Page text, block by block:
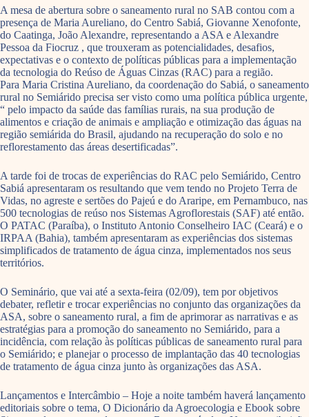
A mesa de abertura sobre o saneamento rural no SAB contou com a
presença de Maria Aureliano, do Centro Sabiá, Giovanne Xenofonte,
do Caatinga, João Alexandre, representando a ASA e Alexandre
Pessoa da Fiocruz , que trouxeram as potencialidades, desafios,
expectativas e o contexto de políticas públicas para a implementação
da tecnologia do Reúso de Águas Cinzas (RAC) para a região.
Para Maria Cristina Aureliano, da coordenação do Sabiá, o saneamento
rural no Semiárido precisa ser visto como uma política pública urgente,
“ pelo impacto da saúde das famílias rurais, na sua produção de
alimentos e criação de animais e ampliação e otimização das águas na
região semiárida do Brasil, ajudando na recuperação do solo e no
reflorestamento das áreas desertificadas”.
A tarde foi de trocas de experiências do RAC pelo Semiárido, Centro
Sabiá apresentaram os resultando que vem tendo no Projeto Terra de
Vidas, no agreste e sertões do Pajeú e do Araripe, em Pernambuco, nas
500 tecnologias de reúso nos Sistemas Agroflorestais (SAF) até então.
O PATAC (Paraíba), o Instituto Antonio Conselheiro IAC (Ceará) e o
IRPAA (Bahia), também apresentaram as experiências dos sistemas
simplificados de tratamento de água cinza, implementados nos seus
territórios.
O Seminário, que vai até a sexta-feira (02/09), tem por objetivos
debater, refletir e trocar experiências no conjunto das organizações da
ASA, sobre o saneamento rural, a fim de aprimorar as narrativas e as
estratégias para a promoção do saneamento no Semiárido, para a
incidência, com relação às políticas públicas de saneamento rural para
o Semiárido; e planejar o processo de implantação das 40 tecnologias
de tratamento de água cinza junto às organizações das ASA.
Lançamentos e Intercâmbio – Hoje a noite também haverá lançamento
editoriais sobre o tema, O Dicionário da Agroecologia e Ebook sobre